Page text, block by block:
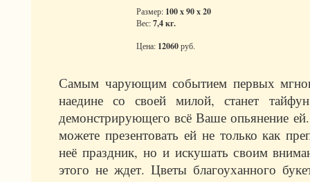
Размер: 100 x 90 x 20
Вес:7,4 кг.
Цена: 12060руб.
Самым чарующим событием первых
наедине со своей милой, станет
демонстрирующего всё Ваше опьянение
можете презентовать ей не только как
неё праздник, но и искушать своим
этого не ждет. Цветы благоуханного